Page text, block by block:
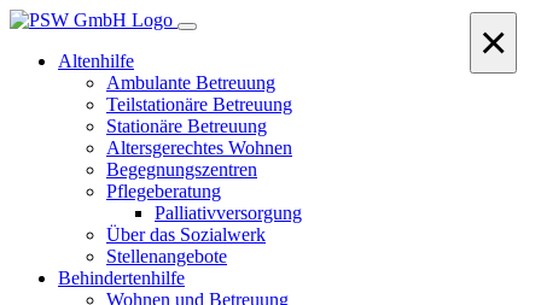
Altenhilfe
Ambulante Betreuung
Teilstationäre Betreuung
Stationäre Betreuung
Altersgerechtes Wohnen
Begegnungszentren
Pflegeberatung
Palliativversorgung
Über das Sozialwerk
Stellenangebote
Behindertenhilfe
Wohnen und Betreuung
×